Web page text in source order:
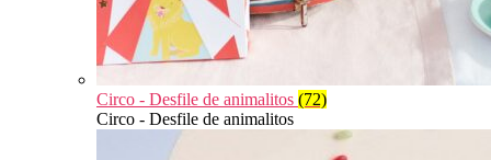
Circo - Desfile de animalitos (72)
Circo - Desfile de animalitos